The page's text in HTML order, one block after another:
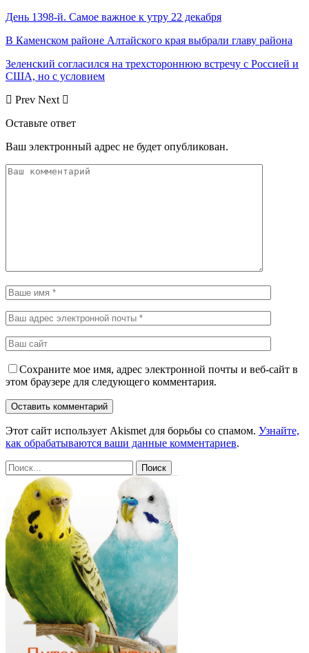
День 1398-й. Самое важное к утру 22 декабря
В Каменском районе Алтайского края выбрали главу района
Зеленский согласился на трехстороннюю встречу с Россией и
США, но с условием
Prev Next
Оставьте ответ
Ваш электронный адрес не будет опубликован.
Сохраните мое имя, адрес электронной почты и веб-сайт в
этом браузере для следующего комментария.
Этот сайт использует Akismet для борьбы со спамом. Узнайте,
как обрабатываются ваши данные комментариев.